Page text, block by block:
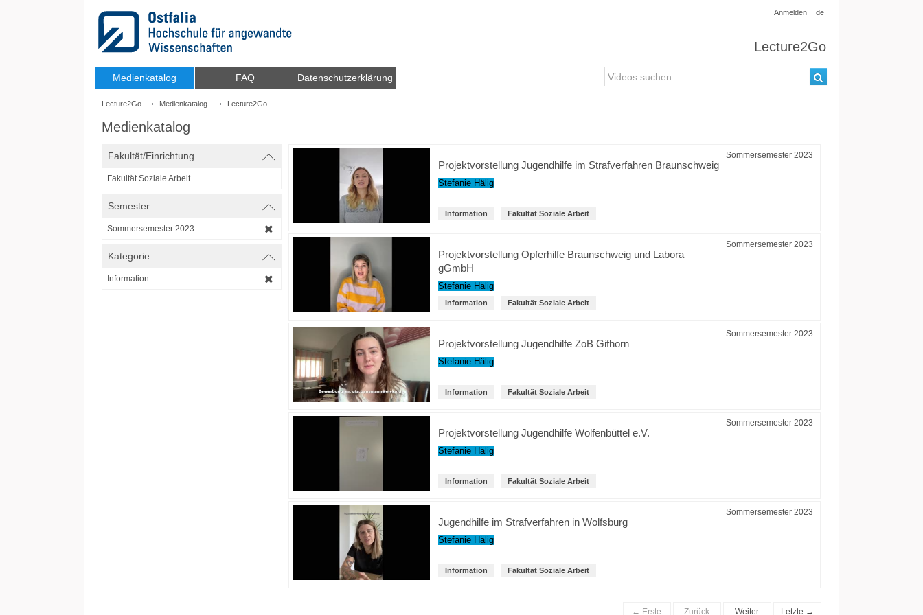
Anmelden de
Lecture2Go
Medienkatalog FAQ Datenschutzerklärung
Lecture2Go Medienkatalog Lecture2Go
Medienkatalog
Fakultät/Einrichtung
Fakultät Soziale Arbeit
Semester
Sommersemester 2023
Kategorie
Information
Sommersemester 2023
Projektvorstellung Jugendhilfe im Strafverfahren Braunschweig
Stefanie Hälig
Information Fakultät Soziale Arbeit
Sommersemester 2023
Projektvorstellung Opferhilfe Braunschweig und Labora
gGmbH
Stefanie Hälig
Information Fakultät Soziale Arbeit
Sommersemester 2023
Projektvorstellung Jugendhilfe ZoB Gifhorn
Stefanie Hälig
Information Fakultät Soziale Arbeit
Sommersemester 2023
Projektvorstellung Jugendhilfe Wolfenbüttel e.V.
Stefanie Hälig
Information Fakultät Soziale Arbeit
Sommersemester 2023
Jugendhilfe im Strafverfahren in Wolfsburg
Stefanie Hälig
Information Fakultät Soziale Arbeit
← Erste Zurück Weiter Letzte →